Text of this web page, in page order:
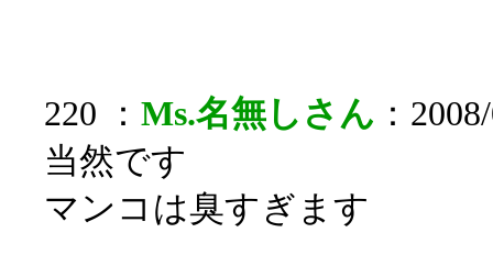
220 ： Ms.名無しさん ：
当然です
マンコは臭すぎます